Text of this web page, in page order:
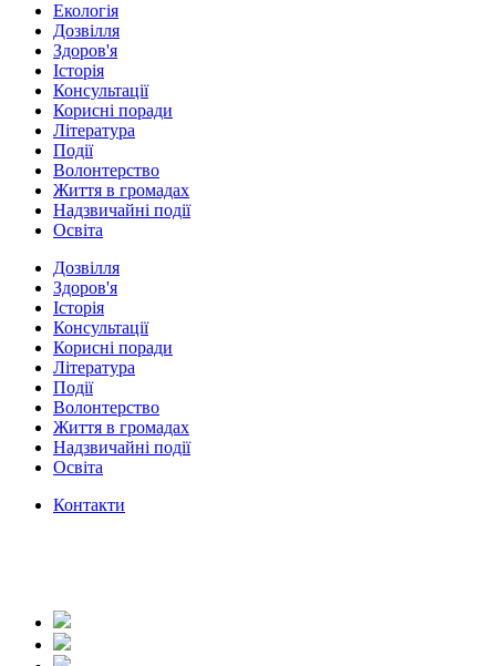
Екологія
Дозвілля
Здоров'я
Історія
Консультації
Корисні поради
Література
Події
Волонтерство
Життя в громадах
Надзвичайні події
Освіта
Дозвілля
Здоров'я
Історія
Консультації
Корисні поради
Література
Події
Волонтерство
Життя в громадах
Надзвичайні події
Освіта
Контакти